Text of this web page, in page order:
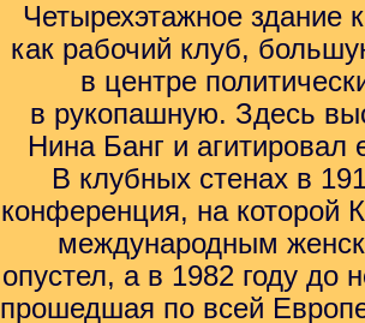
Четырехэтажное здание
как рабочий клуб,
в центре
в рукопашную. Здесь
Нина Банг и
В клубных стенах в
конференция, на которой
международным
опустел, а в 1982 году до
прошедшая по всей